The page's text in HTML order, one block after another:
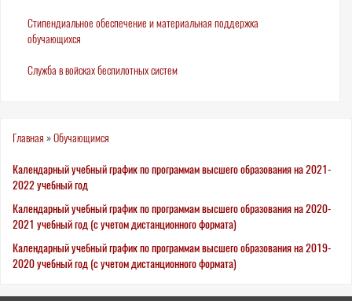
Стипендиальное обеспечение и материальная поддержка
обучающихся
Служба в войсках беспилотных систем
Вы
здесь
Главная »Обучающимся
Календарный учебный график по программам высшего образования на 2021-
2022 учебный год
Календарный учебный график по программам высшего образования на 2020-
2021 учебный год (с учетом дистанционного формата)
Календарный учебный график по программам высшего образования на 2019-
2020 учебный год (с учетом дистанционного формата)